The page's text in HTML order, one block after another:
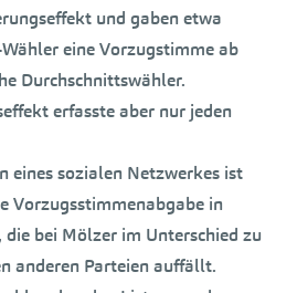
und gaben etwa
eine Vorzugstimme ab
Durchschnittswähler.
erfasste aber nur jeden
eines sozialen Netzwerkes ist
Vorzugsstimmenabgabe in
bei Mölzer im Unterschied zu
anderen Parteien auffällt.